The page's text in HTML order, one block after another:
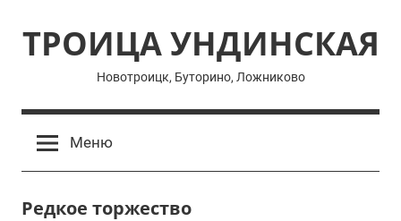
содержимому
ТРОИЦА УНДИНСКАЯ
Новотроицк, Буторино, Ложниково
Меню
Редкое торжество